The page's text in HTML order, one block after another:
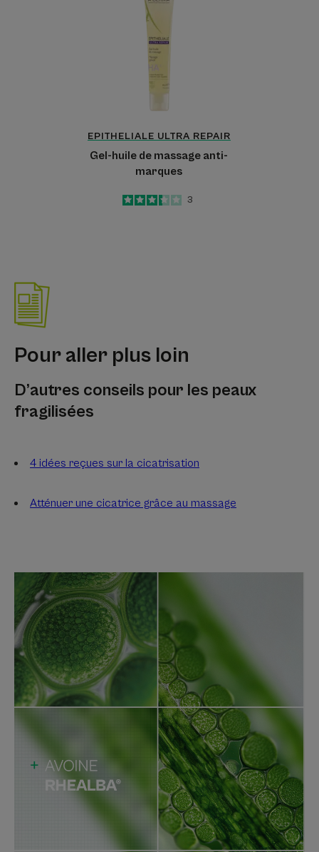
anti-
EPITHELIALE ULTRA REPAIR
Gel-huile de massage anti-
marques
3.3
/
5
3
Pour aller plus loin
D’autres conseils pour les peaux
fragilisées
4 idées reçues sur la cicatrisation
Atténuer une cicatrice grâce au massage